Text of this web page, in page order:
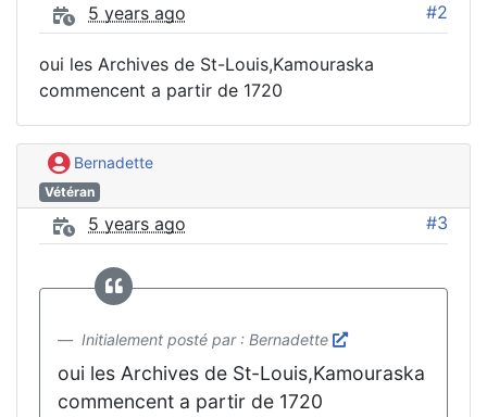
5 years ago #2
oui les Archives de St-Louis,Kamouraska
commencent a partir de 1720
Bernadette
Vétéran
5 years ago #3
Initialement posté par : Bernadette
oui les Archives de St-Louis,Kamouraska
commencent a partir de 1720